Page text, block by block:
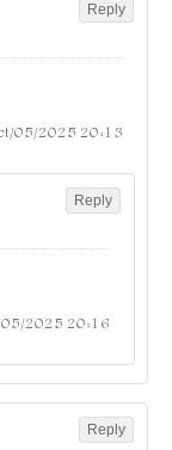
Reply
05/2025 20:13
Reply
05/2025 20:16
Reply